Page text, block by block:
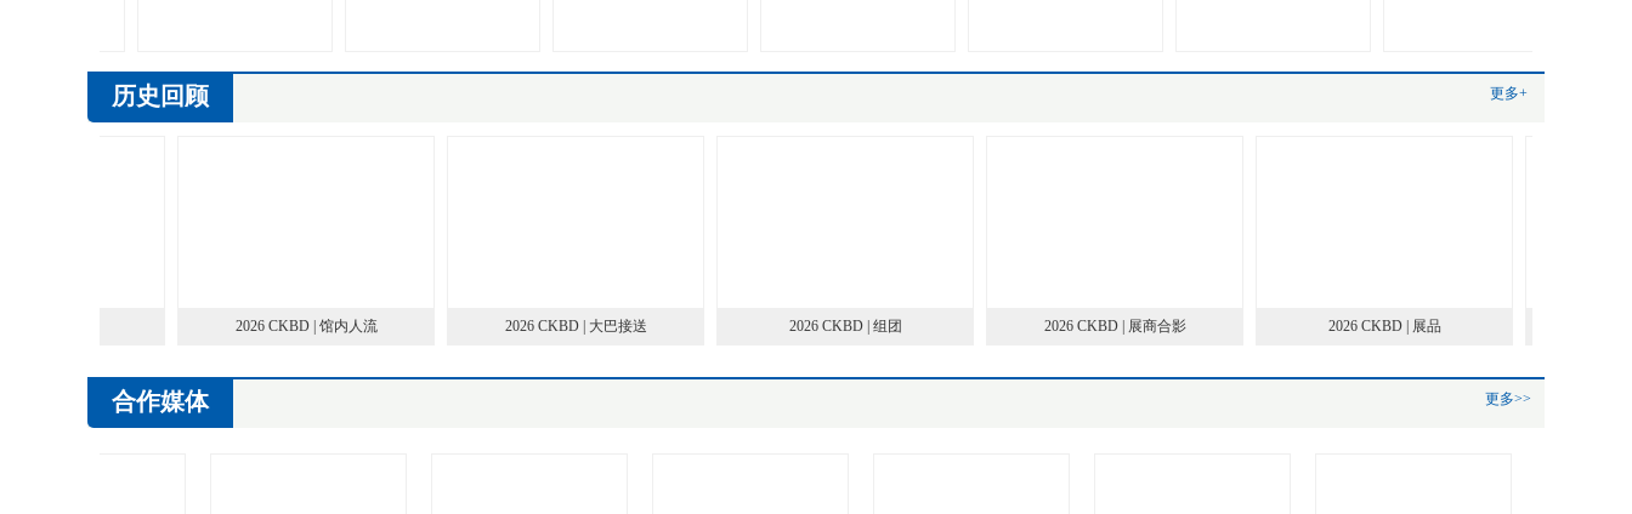
历史回顾 更多+
2026 CKBD | 馆内人流 2026 CKBD | 大巴接送 2026 CKBD | 组团 2026 CKBD | 展商合影 2026 CKBD | 展品
合作媒体 更多>>